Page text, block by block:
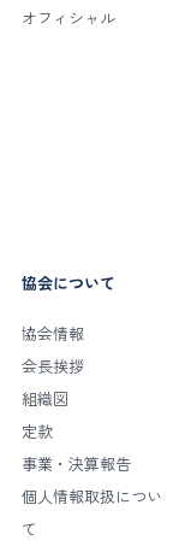
オフィシャル
協会について
協会情報
会長挨拶
組織図
定款
事業・決算報告
個人情報取扱につい
て